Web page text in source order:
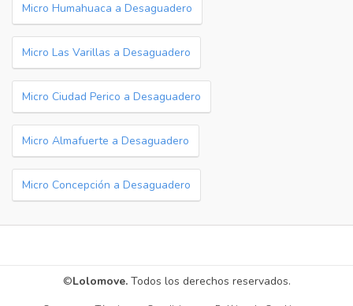
Micro Humahuaca a Desaguadero
Micro Las Varillas a Desaguadero
Micro Ciudad Perico a Desaguadero
Micro Almafuerte a Desaguadero
Micro Concepción a Desaguadero
©Lolomove. Todos los derechos reservados.